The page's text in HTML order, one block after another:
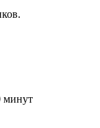
минут